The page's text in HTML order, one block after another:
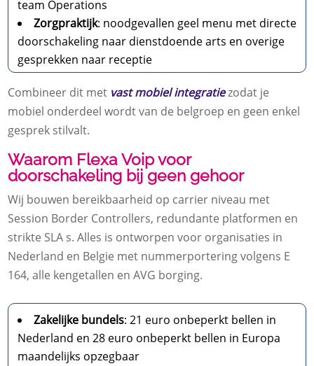
team Operations
Zorgpraktijk: noodgevallen geel menu met directe
doorschakeling naar dienstdoende arts en overige
gesprekken naar receptie
Combineer dit met vast mobiel integratiezodat je
mobiel onderdeel wordt van de belgroep en geen enkel
gesprek stilvalt.​
Waarom Flexa Voip voor
doorschakeling bij geen gehoor
Wij bouwen bereikbaarheid op carrier niveau met
Session Border Controllers, redundante platformen en
strikte SLA s.​ Alles is ontworpen voor organisaties in
Nederland en Belgie met nummerportering volgens E
164, alle kengetallen en AVG borging.​
Zakelijke bundels: 21 euro onbeperkt bellen in
Nederland en 28 euro onbeperkt bellen in Europa
maandelijks opzegbaar